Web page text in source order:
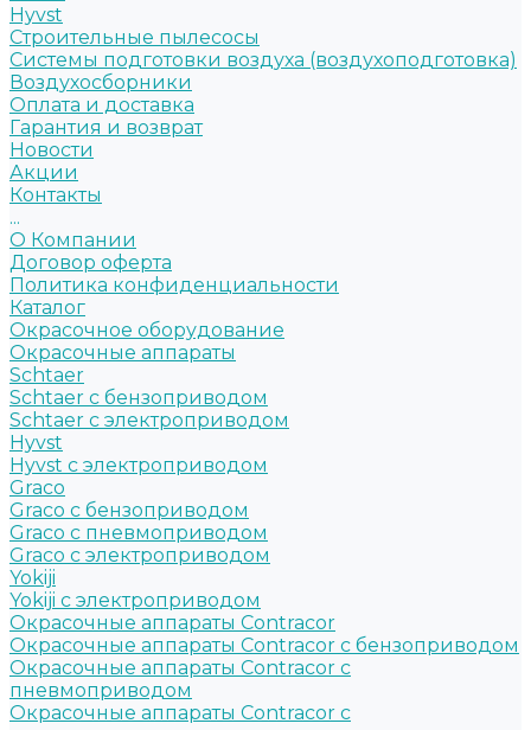
Hyvst
Строительные пылесосы
Системы подготовки воздуха (воздухоподготовка)
Воздухосборники
Оплата и доставка
Гарантия и возврат
Новости
Акции
Контакты
...
О Компании
Договор оферта
Политика конфиденциальности
Каталог
Окрасочное оборудование
Окрасочные аппараты
Schtaer
Schtaer с бензоприводом
Schtaer c электроприводом
Hyvst
Hyvst с электроприводом
Graco
Graco c бензоприводом
Graco с пневмоприводом
Graco с электроприводом
Yokiji
Yokiji c электроприводом
Окрасочные аппараты Contracor
Окрасочные аппараты Contracor с бензоприводом
Окрасочные аппараты Contracor с
пневмоприводом
Окрасочные аппараты Contracor с